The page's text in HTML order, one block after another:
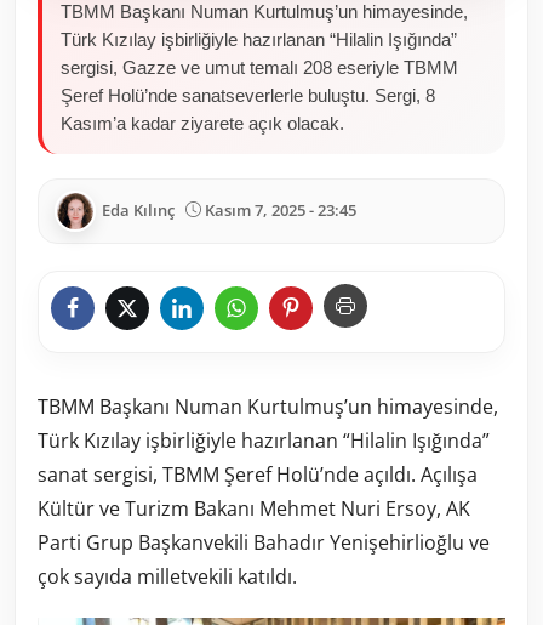
TBMM Başkanı Numan Kurtulmuş’un himayesinde,
Türk Kızılay işbirliğiyle hazırlanan “Hilalin Işığında”
sergisi, Gazze ve umut temalı 208 eseriyle TBMM
Şeref Holü’nde sanatseverlerle buluştu. Sergi, 8
Kasım’a kadar ziyarete açık olacak.
Eda Kılınç Kasım 7, 2025 - 23:45
TBMM Başkanı Numan Kurtulmuş’un himayesinde,
Türk Kızılay işbirliğiyle hazırlanan “Hilalin Işığında”
sanat sergisi, TBMM Şeref Holü’nde açıldı. Açılışa
Kültür ve Turizm Bakanı Mehmet Nuri Ersoy, AK
Parti Grup Başkanvekili Bahadır Yenişehirlioğlu ve
çok sayıda milletvekili katıldı.